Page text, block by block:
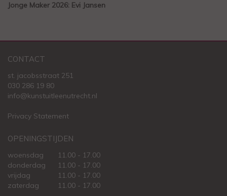
Jonge Maker 2026: Evi Jansen
CONTACT
st. jacobsstraat 251
030 286 19 80
info@kunstuitleenutrecht.nl
Privacy Statement
OPENINGSTIJDEN
woensdag
11.00 - 17.00
donderdag
11.00 - 17.00
vrijdag
11.00 - 17.00
zaterdag
11.00 - 17.00